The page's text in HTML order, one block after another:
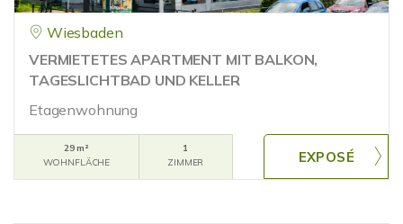
Wiesbaden
VERMIETETES APARTMENT MIT BALKON,
TAGESLICHTBAD UND KELLER
Etagenwohnung
29 m²
WOHNFLÄCHE
1
ZIMMER